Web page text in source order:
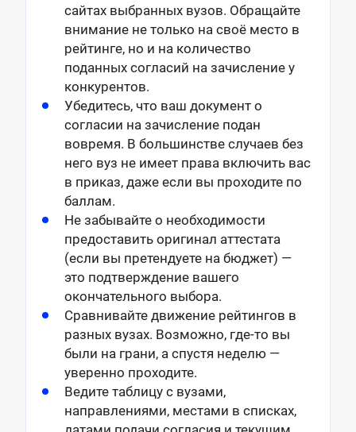
сайтах выбранных вузов. Обращайте
внимание не только на своё место в
рейтинге, но и на количество
поданных согласий на зачисление у
конкурентов.
Убедитесь, что ваш документ о
согласии на зачисление подан
вовремя. В большинстве случаев без
него вуз не имеет права включить вас
в приказ, даже если вы проходите по
баллам.
Не забывайте о необходимости
предоставить оригинал аттестата
(если вы претендуете на бюджет) —
это подтверждение вашего
окончательного выбора.
Сравнивайте движение рейтингов в
разных вузах. Возможно, где-то вы
были на грани, а спустя неделю —
уверенно проходите.
Ведите таблицу с вузами,
направлениями, местами в списках,